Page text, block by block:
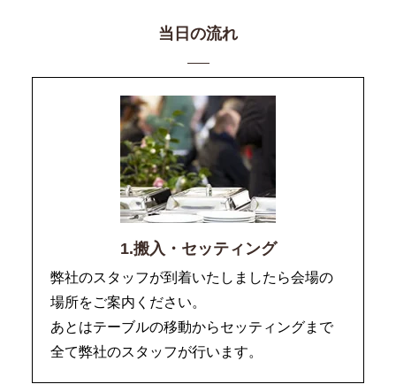
当日の流れ
1.搬入・セッティング
弊社のスタッフが到着いたしましたら会場の
場所をご案内ください。
あとはテーブルの移動からセッティングまで
全て弊社のスタッフが行います。